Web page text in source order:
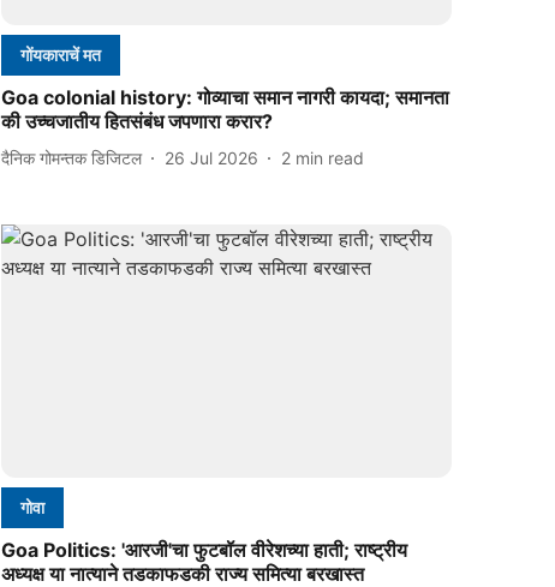
गोंयकाराचें मत
Goa colonial history: गोव्याचा समान नागरी कायदा; समानता
की उच्चजातीय हितसंबंध जपणारा करार?
दैनिक गोमन्तक डिजिटल 26 Jul 2026 2 min read
गोवा
Goa Politics: 'आरजी'चा फुटबॉल वीरेशच्या हाती; राष्ट्रीय
अध्यक्ष या नात्याने तडकाफडकी राज्य समित्या बरखास्त